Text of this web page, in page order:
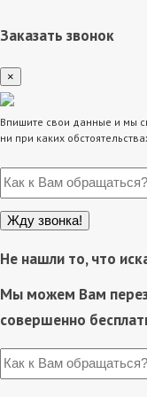
Заказать звонок
×
Впишите свои данные и мы
ни при каких
Не нашли то, что
Мы можем Вам
совершенно